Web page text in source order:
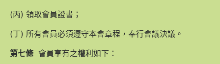
(丙) 領取會員證書；
(丁) 所有會員必須遵守本會章程，奉行會議決議。
第七條 會員享有之權利如下：